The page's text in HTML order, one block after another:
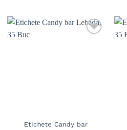
Etichete Candy bar